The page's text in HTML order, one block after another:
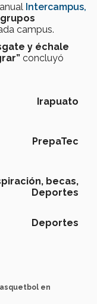
Intercampus,
campus.
y échale
concluyó
Irapuato
PrepaTec
becas,
Deportes
Deportes
en